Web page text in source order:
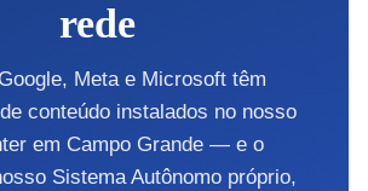
rede
Meta e Microsoft têm
conteúdo instalados no nosso
em Campo Grande — e o
Sistema Autônomo próprio,